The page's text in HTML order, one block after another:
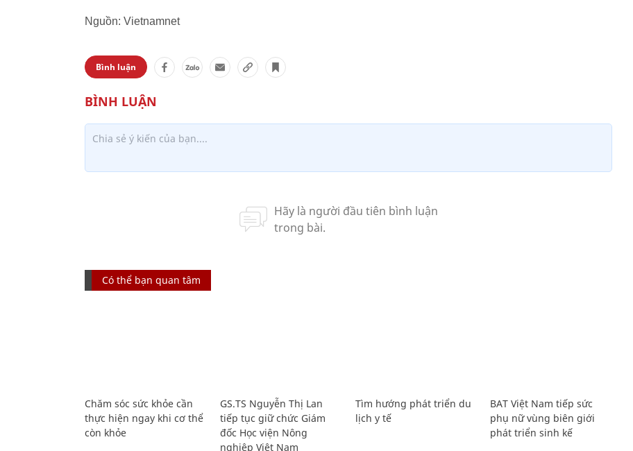
Nguồn: Vietnamnet
Bình luận
Có thể bạn quan tâm
Chăm sóc sức khỏe cần
thực hiện ngay khi cơ thể
còn khỏe
GS.TS Nguyễn Thị Lan
tiếp tục giữ chức Giám
đốc Học viện Nông
nghiệp Việt Nam
Tìm hướng phát triển du
lịch y tế
BAT Việt Nam tiếp sức
phụ nữ vùng biên giới
phát triển sinh kế